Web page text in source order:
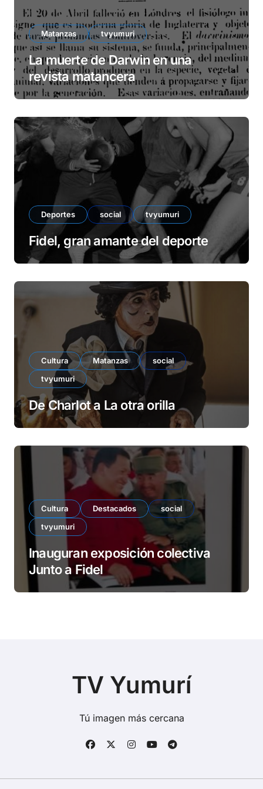
Matanzas tvyumuri
La muerte de Darwin en una
revista matancera
Deportes social tvyumuri
Fidel, gran amante del deporte
Cultura Matanzas
social
tvyumuri
De Charlot a La otra orilla
Cultura Destacados
social
tvyumuri
Inauguran exposición colectiva
Junto a Fidel
TV Yumurí
Tú imagen más cercana